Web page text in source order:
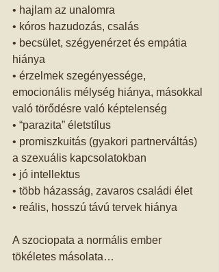
• hajlam az unalomra
• kóros hazudozás, csalás
• becsület, szégyenérzet és empátia
hiánya
• érzelmek szegényessége,
emocionális mélység hiánya, másokkal
való törődésre való képtelenség
• “parazita” életstílus
• promiszkuitás (gyakori partnerváltás)
a szexuális kapcsolatokban
• jó intellektus
• több házasság, zavaros családi élet
• reális, hosszú távú tervek hiánya
A szociopata a normális ember
tökéletes másolata…